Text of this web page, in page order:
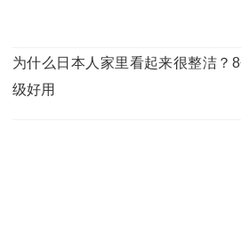
为什么日本人家里看起来很整洁？
级好用